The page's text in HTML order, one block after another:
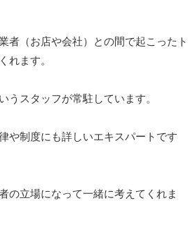
者（お店や会社）との間で起こったト
れます。
うスタッフが常駐しています。
や制度にも詳しいエキスパートです
の立場になって一緒に考えてくれま